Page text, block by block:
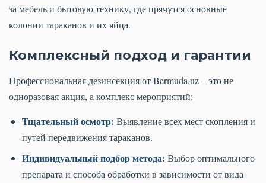
за мебель и бытовую технику, где прячутся основные
колонии тараканов и их яйца.
Комплексный подход и гарантии
Профессиональная дезинсекция от Bermuda.uz – это не
одноразовая акция, а комплекс мероприятий:
Тщательный осмотр: Выявление всех мест скопления и
путей передвижения тараканов.
Индивидуальный подбор метода: Выбор оптимального
препарата и способа обработки в зависимости от вида